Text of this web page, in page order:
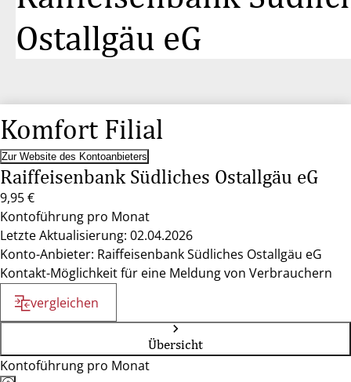
Ostallgäu eG
Komfort Filial
Zur Website des Kontoanbieters
Raiffeisenbank Südliches Ostallgäu eG
9,95 €
Kontoführung pro Monat
Letzte Aktualisierung: 02.04.2026
Konto-Anbieter: Raiffeisenbank Südliches Ostallgäu eG
Kontakt-Möglichkeit für eine Meldung von Verbrauchern
vergleichen
Übersicht
Kontoführung pro Monat